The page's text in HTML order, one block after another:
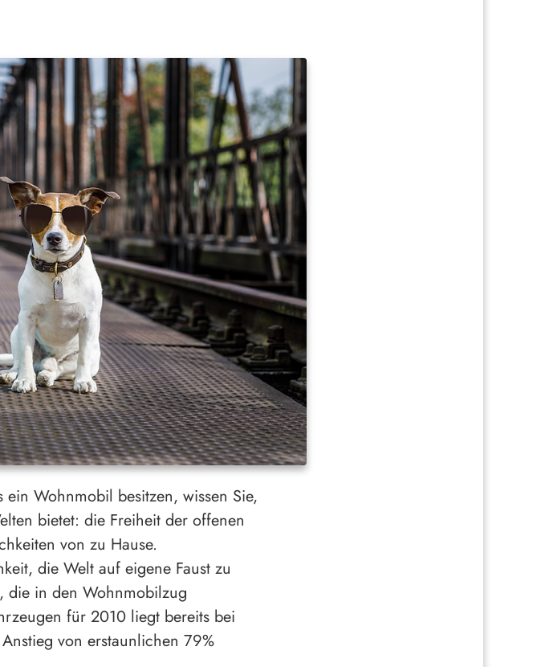
Wohnmobil besitzen, wissen Sie,
bietet: die Freiheit der offenen
von zu Hause.
die Welt auf eigene Faust zu
die in den Wohnmobilzug
für 2010 liegt bereits bei
von erstaunlichen 79%